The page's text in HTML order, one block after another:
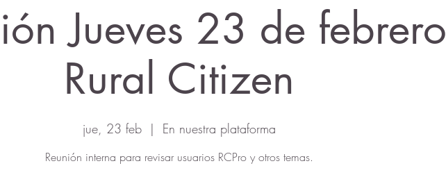
Jueves 23 de febrero
Rural Citizen
jue, 23 feb
  |
En nuestra plataforma
Reunión interna para revisar usuarios RCPro y otros temas.